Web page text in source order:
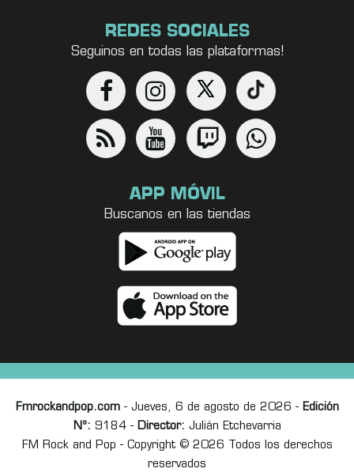
REDES SOCIALES
Seguinos en todas las plataformas!
APP MÓVIL
Buscanos en las tiendas
Fmrockandpop.com- Jueves, 6 de agosto de 2026 - Edición
Nº: 9184 - Director: Julián Etchevarria
FM Rock and Pop - Copyright © 2026 Todos los derechos
reservados